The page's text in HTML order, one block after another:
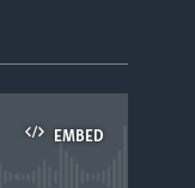
EMBED